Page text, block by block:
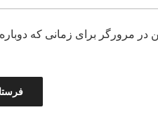
در مرورگر برای زمانی که